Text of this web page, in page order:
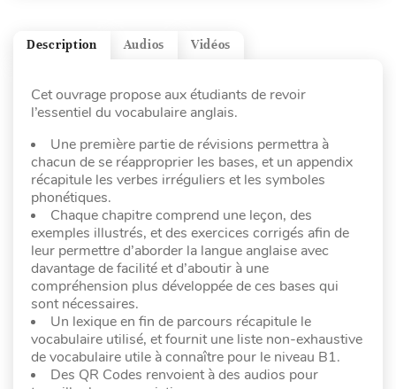
Vidéos
Audios
Description
Cet ouvrage propose aux étudiants de revoir
l’essentiel du vocabulaire anglais.
Une première partie de révisions permettra à
chacun de se réapproprier les bases, et un appendix
récapitule les verbes irréguliers et les symboles
phonétiques.
Chaque chapitre comprend une leçon, des
exemples illustrés, et des exercices corrigés afin de
leur permettre d’aborder la langue anglaise avec
davantage de facilité et d’aboutir à une
compréhension plus développée de ces bases qui
sont nécessaires.
Un lexique en fin de parcours récapitule le
vocabulaire utilisé, et fournit une liste non-exhaustive
de vocabulaire utile à connaître pour le niveau B1.
Des QR Codes renvoient à des audios pour